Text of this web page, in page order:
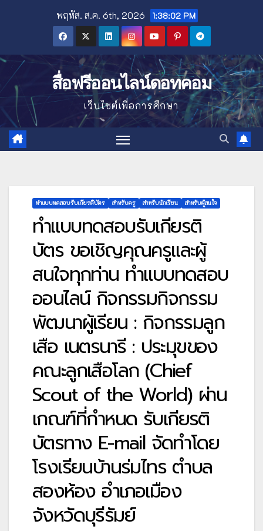
พฤหัส. ส.ค. 6th, 2026 1:38:03 PM
สื่อฟรีออนไลน์ดอทคอม
เว็บไซต์เพื่อการศึกษา
ทำแบบทดสอบรับเกียรติบัตร สำหรับครู สำหรับนักเรียน สำหรับผู้สนใจ
ทำแบบทดสอบรับเกียรติ
บัตร ขอเชิญคุณครูและผู้
สนใจทุกท่าน ทำแบบทดสอบ
ออนไลน์ กิจกรรมกิจกรรม
พัฒนาผู้เรียน : กิจกรรมลูก
เสือ เนตรนารี : ประมุขของ
คณะลูกเสือโลก (Chief
Scout of the World) ผ่าน
เกณฑ์ที่กำหนด รับเกียรติ
บัตรทาง E-mail จัดทำโดย
โรงเรียนบ้านร่มไทร ตำบล
สองห้อง อำเภอเมือง
จังหวัดบุรีรัมย์